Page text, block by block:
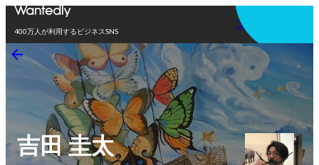
400万人が利用するビジネスSNS
アプリを使う
吉田 圭太